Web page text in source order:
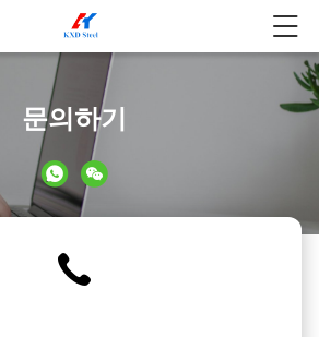
문의하기